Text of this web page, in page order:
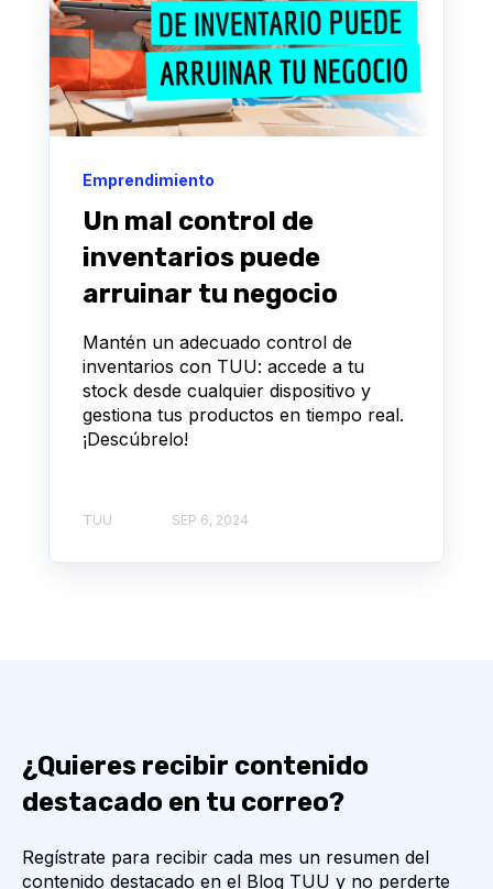
Emprendimiento
Un mal control de
inventarios puede
arruinar tu negocio
Mantén un adecuado control de
inventarios con TUU: accede a tu
stock desde cualquier dispositivo y
gestiona tus productos en tiempo real.
¡Descúbrelo!
TUU SEP 6, 2024
¿Quieres recibir contenido
destacado en tu correo?
Regístrate para recibir cada mes un resumen del
contenido destacado en el Blog TUU y no perderte